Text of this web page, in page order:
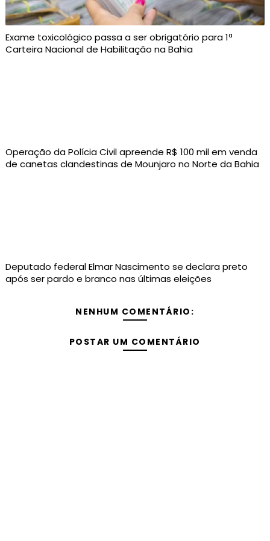
Exame toxicológico passa a ser obrigatório para 1ª
Carteira Nacional de Habilitação na Bahia
Operação da Polícia Civil apreende R$ 100 mil em venda
de canetas clandestinas de Mounjaro no Norte da Bahia
Deputado federal Elmar Nascimento se declara preto
após ser pardo e branco nas últimas eleições
NENHUM COMENTÁRIO:
POSTAR UM COMENTÁRIO